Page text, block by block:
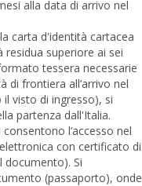
alla data di arrivo nel
carta d'identità cartacea
residua superiore ai sei
tessera necessarie
di frontiera all’arrivo nel
visto di ingresso), si
partenza dall'Italia.
l’accesso nel
con certificato di
documento). Si
(passaporto), onde